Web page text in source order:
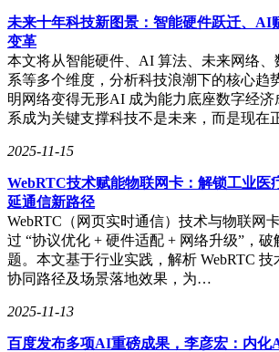
未来十年科技新图景：智能硬件跃迁、AI
变革
本文将从智能硬件、AI 算法、未来网络
系等多个维度，分析科技浪潮下的核心趋
明网络变得无形AI 成为能力底座数字经
系成为关键支撑科技不是未来，而是现在
2025-11-15
WebRTC技术赋能物联网卡：解锁工业医
延通信新路径
WebRTC（网页实时通信）技术与物联网
过 “协议优化 + 硬件适配 + 网络升级”，
题。本文基于行业实践，解析 WebRTC
协同路径及场景落地效果，为…
2025-11-13
百度发布多项AI重磅成果，李彦宏：内化